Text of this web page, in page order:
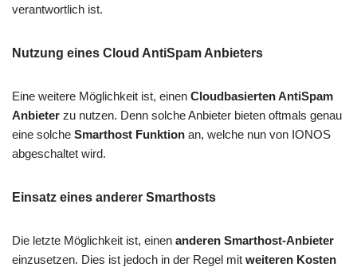
verantwortlich ist.
Nutzung eines Cloud AntiSpam Anbieters
Eine weitere Möglichkeit ist, einen Cloudbasierten AntiSpam
Anbieter zu nutzen. Denn solche Anbieter bieten oftmals genau
eine solche Smarthost Funktion an, welche nun von IONOS
abgeschaltet wird.
Einsatz eines anderer Smarthosts
Die letzte Möglichkeit ist, einen anderen Smarthost-Anbieter
einzusetzen. Dies ist jedoch in der Regel mit weiteren Kosten